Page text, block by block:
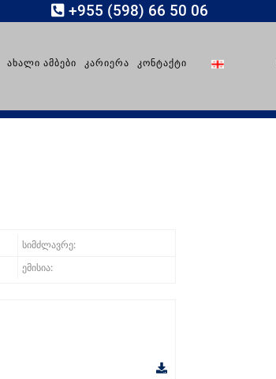
+955 (598) 66 50 06
ᲐᲮᲐᲚᲘ ᲐᲛᲑᲔᲑᲘ ᲙᲐᲠᲘᲔᲠᲐ ᲙᲝᲜᲢᲐᲥᲢᲘ
სიმძლავრე:
ემისია: